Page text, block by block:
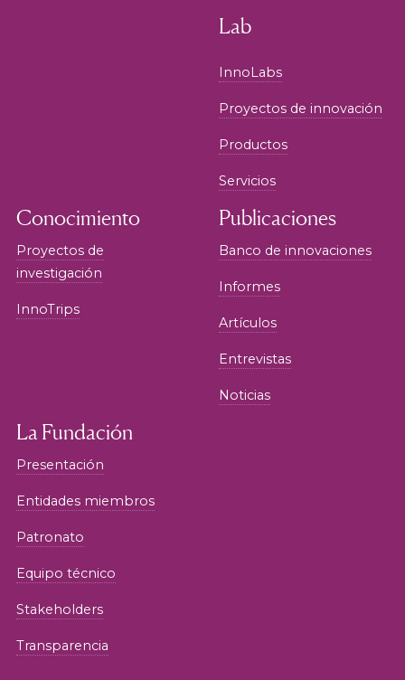
Lab
InnoLabs
Proyectos de innovación
Productos
Servicios
Conocimiento
Proyectos de
investigación
InnoTrips
Publicaciones
Banco de innovaciones
Informes
Artículos
Entrevistas
Noticias
La Fundación
Presentación
Entidades miembros
Patronato
Equipo técnico
Stakeholders
Transparencia